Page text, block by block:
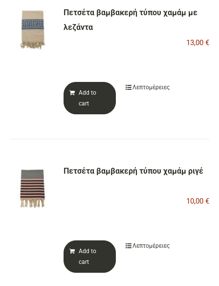
Πετσέτα βαμβακερή τύπου χαμάμ με
λεζάντα
13,00 €
Add to
cart
Λεπτομέρειες
Πετσέτα βαμβακερή τύπου χαμάμ ριγέ
10,00 €
Add to
cart
Λεπτομέρειες